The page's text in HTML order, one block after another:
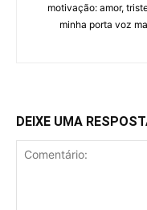
motivação: amor,
minha porta voz
DEIXE UMA